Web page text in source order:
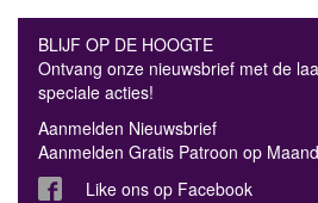
BLIJF OP DE HOOGTE
Ontvang onze nieuwsbrief met de
speciale acties!
Aanmelden Nieuwsbrief
Aanmelden Gratis Patroon op
Like ons op Facebook